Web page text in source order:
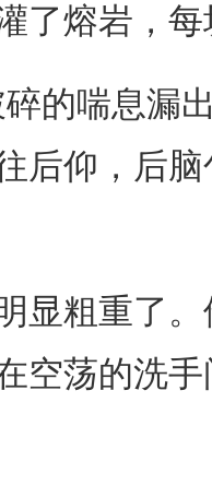
了熔岩，
喘息漏出
后仰，后
粗重了。
空荡的洗